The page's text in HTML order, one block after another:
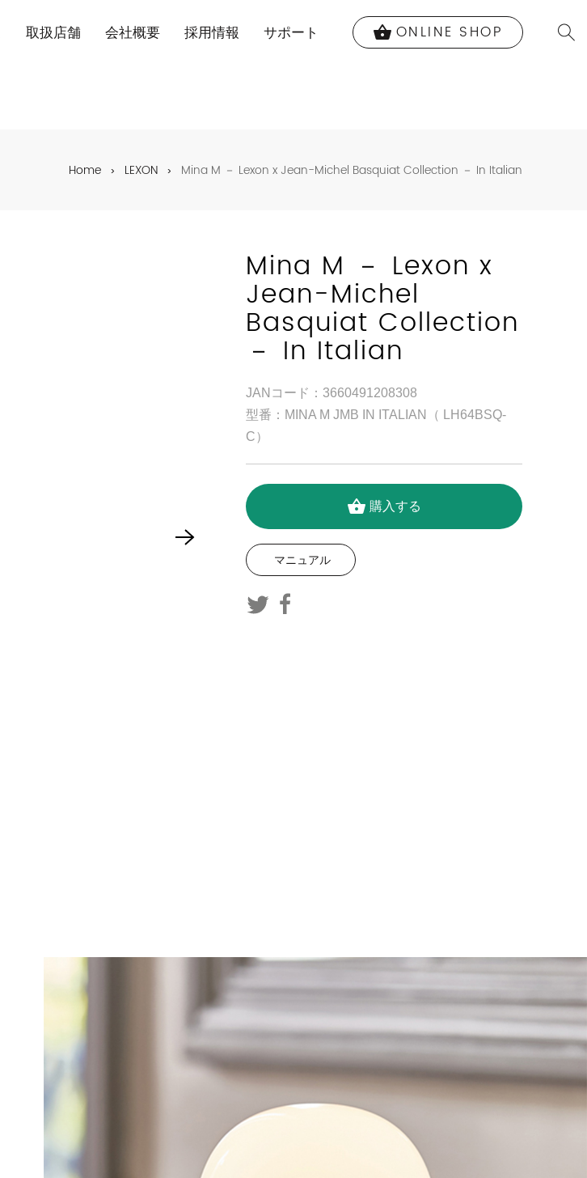
取扱店舗 会社概要 採用情報 サポート shopping_basket ONLINE SHOP
Home LEXON Mina M － Lexon x Jean-Michel Basquiat Collection － In Italian
Mina M － Lexon x
Jean-Michel
Basquiat Collection
－ In Italian
JANコード：3660491208308
型番：MINA M JMB IN ITALIAN（ LH64BSQ-
C）
shopping_basket 購入する
マニュアル